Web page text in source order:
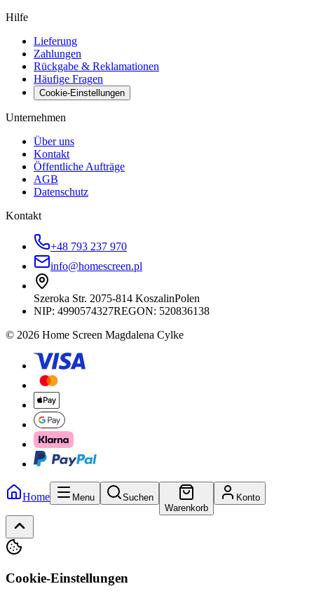
Hilfe
Lieferung
Zahlungen
Rückgabe & Reklamationen
Häufige Fragen
Cookie-Einstellungen
Unternehmen
Über uns
Kontakt
Öffentliche Aufträge
AGB
Datenschutz
Kontakt
+48 793 237 970
info@homescreen.pl
Szeroka Str. 2075-814 KoszalinPolen
NIP: 4990574327REGON: 520836138
© 2026 Home Screen Magdalena Cylke
Home Menu
Suchen
Warenkorb
Konto
Cookie-Einstellungen